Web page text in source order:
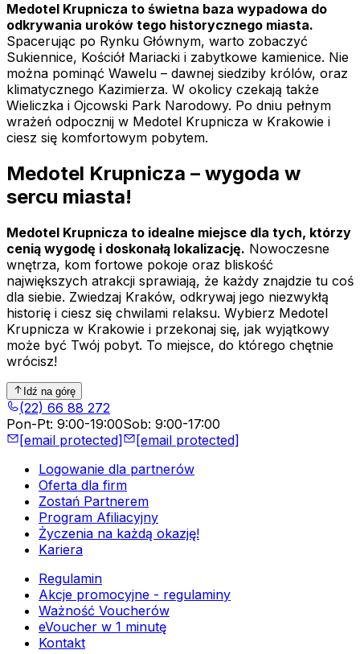
Medotel Krupnicza to świetna baza wypadowa do
odkrywania uroków tego historycznego miasta.
Spacerując po Rynku Głównym, warto zobaczyć
Sukiennice, Kościół Mariacki i zabytkowe kamienice. Nie
można pominąć Wawelu – dawnej siedziby królów, oraz
klimatycznego Kazimierza. W okolicy czekają także
Wieliczka i Ojcowski Park Narodowy. Po dniu pełnym
wrażeń odpocznij w Medotel Krupnicza w Krakowie i
ciesz się komfortowym pobytem.
Medotel Krupnicza – wygoda w
sercu miasta!
Medotel Krupnicza to idealne miejsce dla tych, którzy
cenią wygodę i doskonałą lokalizację. Nowoczesne
wnętrza, kom fortowe pokoje oraz bliskość
największych atrakcji sprawiają, że każdy znajdzie tu coś
dla siebie. Zwiedzaj Kraków, odkrywaj jego niezwykłą
historię i ciesz się chwilami relaksu. Wybierz Medotel
Krupnicza w Krakowie i przekonaj się, jak wyjątkowy
może być Twój pobyt. To miejsce, do którego chętnie
wrócisz!
Idź na górę
(22) 66 88 272
Pon-Pt: 9:00-19:00Sob: 9:00-17:00
[email protected]
[email protected]
Logowanie dla partnerów
Oferta dla firm
Zostań Partnerem
Program Afiliacyjny
Życzenia na każdą okazję!
Kariera
Regulamin
Akcje promocyjne - regulaminy
Ważność Voucherów
eVoucher w 1 minutę
Kontakt